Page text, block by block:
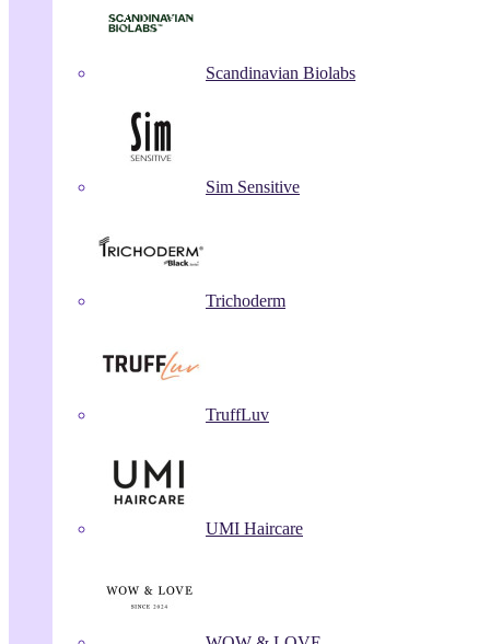
Scandinavian Biolabs
Sim Sensitive
Trichoderm
TruffLuv
UMI Haircare